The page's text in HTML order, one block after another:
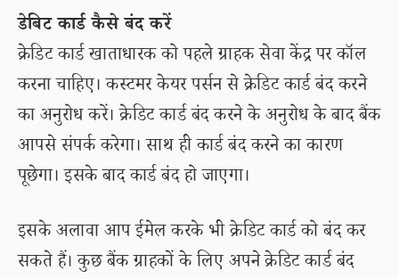
डेबिट कार्ड कैसे बंद करें
क्रेडिट कार्ड खाताधारक को पहले ग्राहक सेवा केंद्र पर कॉल
करना चाहिए। कस्टमर केयर पर्सन से क्रेडिट कार्ड बंद करने
का अनुरोध करें। क्रेडिट कार्ड बंद करने के अनुरोध के बाद बैंक
आपसे संपर्क करेगा। साथ ही कार्ड बंद करने का कारण
पूछेगा। इसके बाद कार्ड बंद हो जाएगा।
इसके अलावा आप ईमेल करके भी क्रेडिट कार्ड को बंद कर
सकते हैं। कुछ बैंक ग्राहकों के लिए अपने क्रेडिट कार्ड बंद